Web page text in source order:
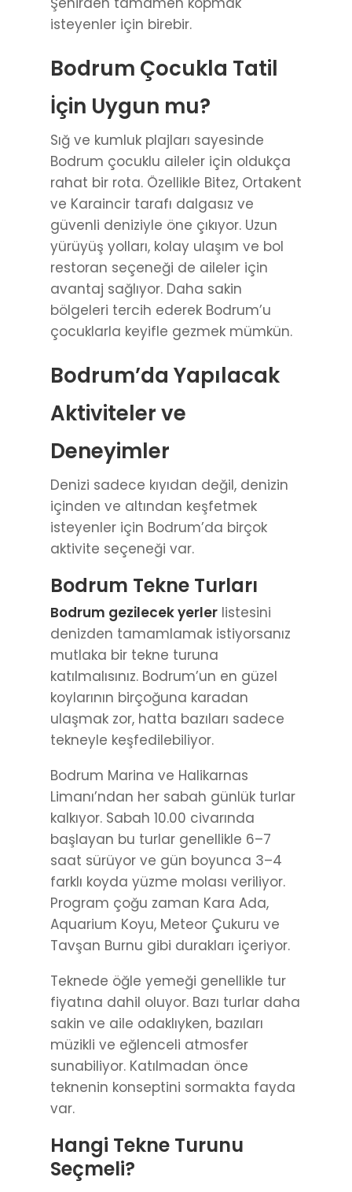
isteyenler için birebir.
Bodrum Çocukla Tatil
İçin Uygun mu?
Sığ ve kumluk plajları sayesinde
Bodrum çocuklu aileler için oldukça
rahat bir rota. Özellikle Bitez, Ortakent
ve Karaincir tarafı dalgasız ve
güvenli deniziyle öne çıkıyor. Uzun
yürüyüş yolları, kolay ulaşım ve bol
restoran seçeneği de aileler için
avantaj sağlıyor. Daha sakin
bölgeleri tercih ederek Bodrum’u
çocuklarla keyifle gezmek mümkün.
Bodrum’da Yapılacak
Aktiviteler ve
Deneyimler
Denizi sadece kıyıdan değil, denizin
içinden ve altından keşfetmek
isteyenler için Bodrum’da birçok
aktivite seçeneği var.
Bodrum Tekne Turları
Bodrum gezilecek yerler listesini
denizden tamamlamak istiyorsanız
mutlaka bir tekne turuna
katılmalısınız. Bodrum’un en güzel
koylarının birçoğuna karadan
ulaşmak zor, hatta bazıları sadece
tekneyle keşfedilebiliyor.
Bodrum Marina ve Halikarnas
Limanı’ndan her sabah günlük turlar
kalkıyor. Sabah 10.00 civarında
başlayan bu turlar genellikle 6–7
saat sürüyor ve gün boyunca 3–4
farklı koyda yüzme molası veriliyor.
Program çoğu zaman Kara Ada,
Aquarium Koyu, Meteor Çukuru ve
Tavşan Burnu gibi durakları içeriyor.
Teknede öğle yemeği genellikle tur
fiyatına dahil oluyor. Bazı turlar daha
sakin ve aile odaklıyken, bazıları
müzikli ve eğlenceli atmosfer
sunabiliyor. Katılmadan önce
teknenin konseptini sormakta fayda
var.
Hangi Tekne Turunu
Seçmeli?